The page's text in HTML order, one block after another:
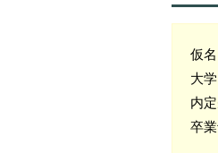
仮
大
内
卒